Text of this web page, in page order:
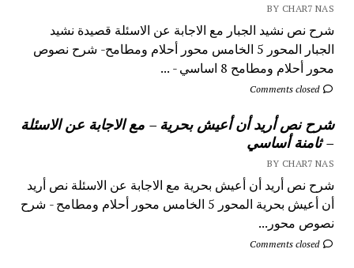
BY CHAR7 NAS
شرح نص نشيد الجبار مع الاجابة عن الاسئلة قصيدة نشيد
الجبار المحور 5 الخامس محور أحلام ومطامح- شرح نصوص
محور أحلام ومطامح 8 اساسي - ...
Comments closed
شرح نص أريد أن أعيش بحرية – مع الاجابة عن الاسئلة
– ثامنة أساسي
BY CHAR7 NAS
شرح نص أريد أن أعيش بحرية مع الاجابة عن الاسئلة نص أريد
أن أعيش بحرية المحور 5 الخامس محور أحلام ومطامح - شرح
نصوص محور...
Comments closed